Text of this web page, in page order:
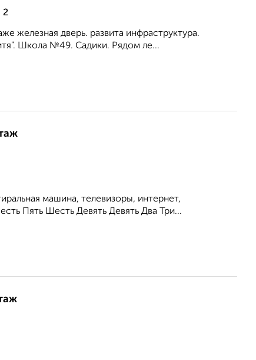
2
железная дверь. развита инфраструктура.
Школа №49. Садики. Рядом ле...
машина, телевизоры, интернет,
Пять Шесть Девять Девять Два Три...